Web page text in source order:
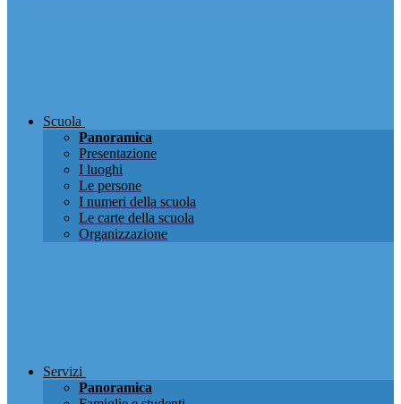
Scuola
Panoramica
Presentazione
I luoghi
Le persone
I numeri della scuola
Le carte della scuola
Organizzazione
Servizi
Panoramica